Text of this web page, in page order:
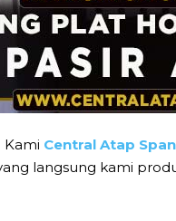
Kami Central Atap
langsung kami